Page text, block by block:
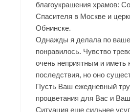
благоукрашения храмов:
Спасителя в Москве и
Обнинске.
Однажды я делала по
понравилось. Чувство
очень неприятным и иметь
последствия, но оно
Пусть Ваш ежедневный
процветания для Вас и
Ситуация еще сильнее